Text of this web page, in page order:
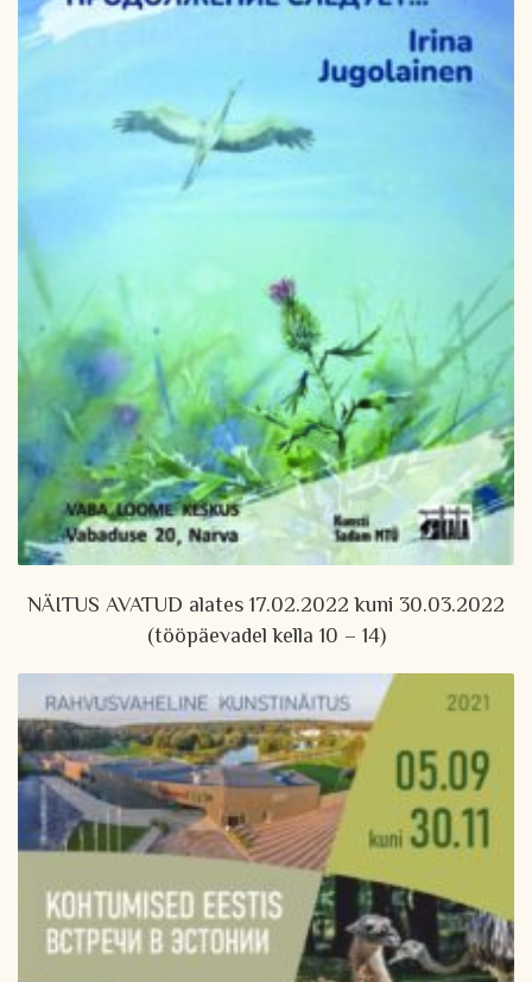
NÄITUS AVATUD alates 17.02.2022 kuni 30.03.2022
(tööpäevadel kella 10 – 14)